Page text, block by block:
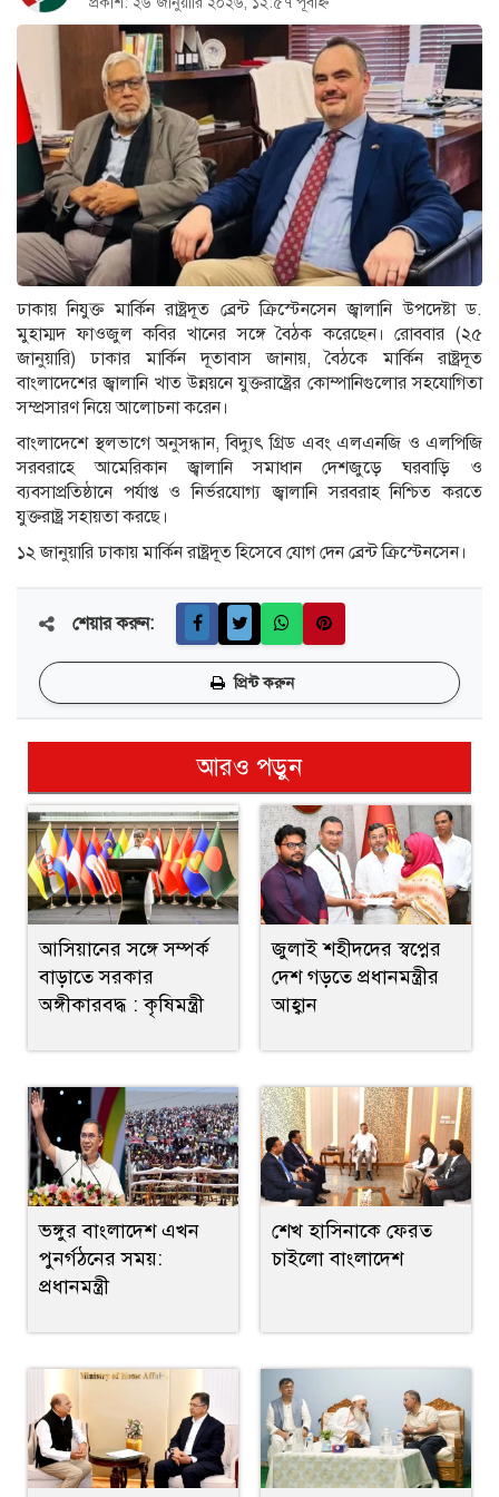
ঢাকায় নিযুক্ত মার্কিন রাষ্ট্রদূত ব্রেন্ট ক্রিস্টেনসেন জ্বালানি উপদেষ্টা ড.
মুহাম্মদ ফাওজুল কবির খানের সঙ্গে বৈঠক করেছেন। রোববার (২৫
জানুয়ারি) ঢাকার মার্কিন দূতাবাস জানায়, বৈঠকে মার্কিন রাষ্ট্রদূত
বাংলাদেশের জ্বালানি খাত উন্নয়নে যুক্তরাষ্ট্রের কোম্পানিগুলোর সহযোগিতা
সম্প্রসারণ নিয়ে আলোচনা করেন।
বাংলাদেশে স্থলভাগে অনুসন্ধান, বিদ্যুৎ গ্রিড এবং এলএনজি ও এলপিজি
সরবরাহে আমেরিকান জ্বালানি সমাধান দেশজুড়ে ঘরবাড়ি ও
ব্যবসাপ্রতিষ্ঠানে পর্যাপ্ত ও নির্ভরযোগ্য জ্বালানি সরবরাহ নিশ্চিত করতে
যুক্তরাষ্ট্র সহায়তা করছে।
১২ জানুয়ারি ঢাকায় মার্কিন রাষ্ট্রদূত হিসেবে যোগ দেন ব্রেন্ট ক্রিস্টেনসেন।
শেয়ার করুন:
প্রিন্ট করুন
আরও পড়ুন
আসিয়ানের সঙ্গে সম্পর্ক
বাড়াতে সরকার
অঙ্গীকারবদ্ধ : কৃষিমন্ত্রী
জুলাই শহীদদের স্বপ্নের
দেশ গড়তে প্রধানমন্ত্রীর
আহ্বান
ভঙ্গুর বাংলাদেশ এখন
পুনর্গঠনের সময়:
প্রধানমন্ত্রী
শেখ হাসিনাকে ফেরত
চাইলো বাংলাদেশ